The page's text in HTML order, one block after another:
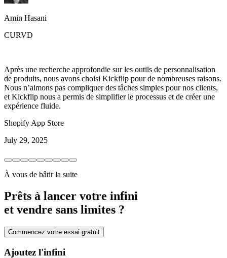
Amin Hasani
CURVD
Après une recherche approfondie sur les outils de personnalisation
de produits, nous avons choisi Kickflip pour de nombreuses raisons.
Nous n’aimons pas compliquer des tâches simples pour nos clients,
et Kickflip nous a permis de simplifier le processus et de créer une
expérience fluide.
Shopify App Store
July 29, 2025
À vous de bâtir la suite
Prêts à lancer votre infini
et vendre sans limites ?
Commencez votre essai gratuit
Ajoutez l'infini